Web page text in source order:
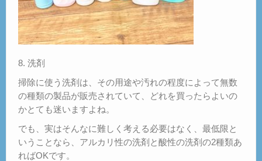
8. 洗剤
掃除に使う洗剤は、その用途や汚れの程度によって無数
の種類の製品が販売されていて、どれを買ったらよいの
かとても迷いますよね。
でも、実はそんなに難しく考える必要はなく、最低限と
いうことなら、アルカリ性の洗剤と酸性の洗剤の2種類あ
ればOKです。